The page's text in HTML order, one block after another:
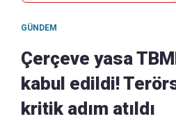
GÜNDEM
Çerçeve yasa
kabul edildi!
kritik adım atıldı